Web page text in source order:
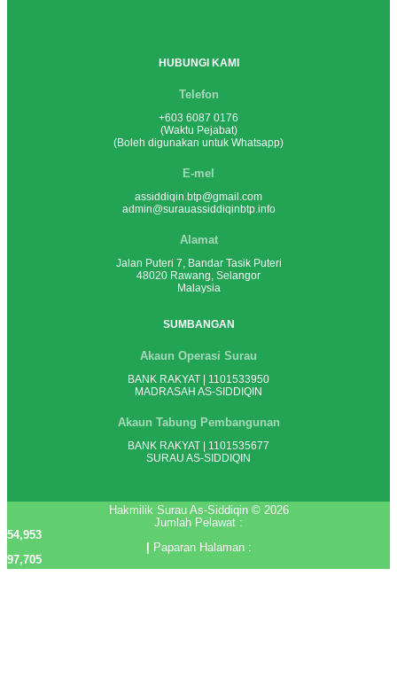
HUBUNGI KAMI
Telefon
+603 6087 0176
(Waktu Pejabat)
(Boleh digunakan untuk Whatsapp)
E-mel
assiddiqin.btp@gmail.com
admin@surauassiddiqinbtp.info
Alamat
Jalan Puteri 7, Bandar Tasik Puteri
48020 Rawang, Selangor
Malaysia
SUMBANGAN
Akaun Operasi Surau
BANK RAKYAT | 1101533950
MADRASAH AS-SIDDIQIN
Akaun Tabung Pembangunan
BANK RAKYAT | 1101535677
SURAU AS-SIDDIQIN
Hakmilik Surau As-Siddiqin © 2026
Jumlah Pelawat :
54,953
Paparan Halaman :
97,705